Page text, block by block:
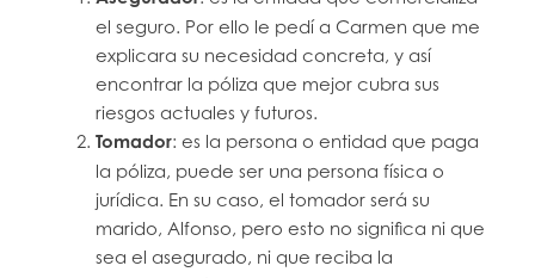
el seguro. Por ello le pedí a Carmen que me
explicara su necesidad concreta, y así
encontrar la póliza que mejor cubra sus
riesgos actuales y futuros.
Tomador: es la persona o entidad que paga
la póliza, puede ser una persona física o
jurídica. En su caso, el tomador será su
marido, Alfonso, pero esto no significa ni que
sea el asegurado, ni que reciba la